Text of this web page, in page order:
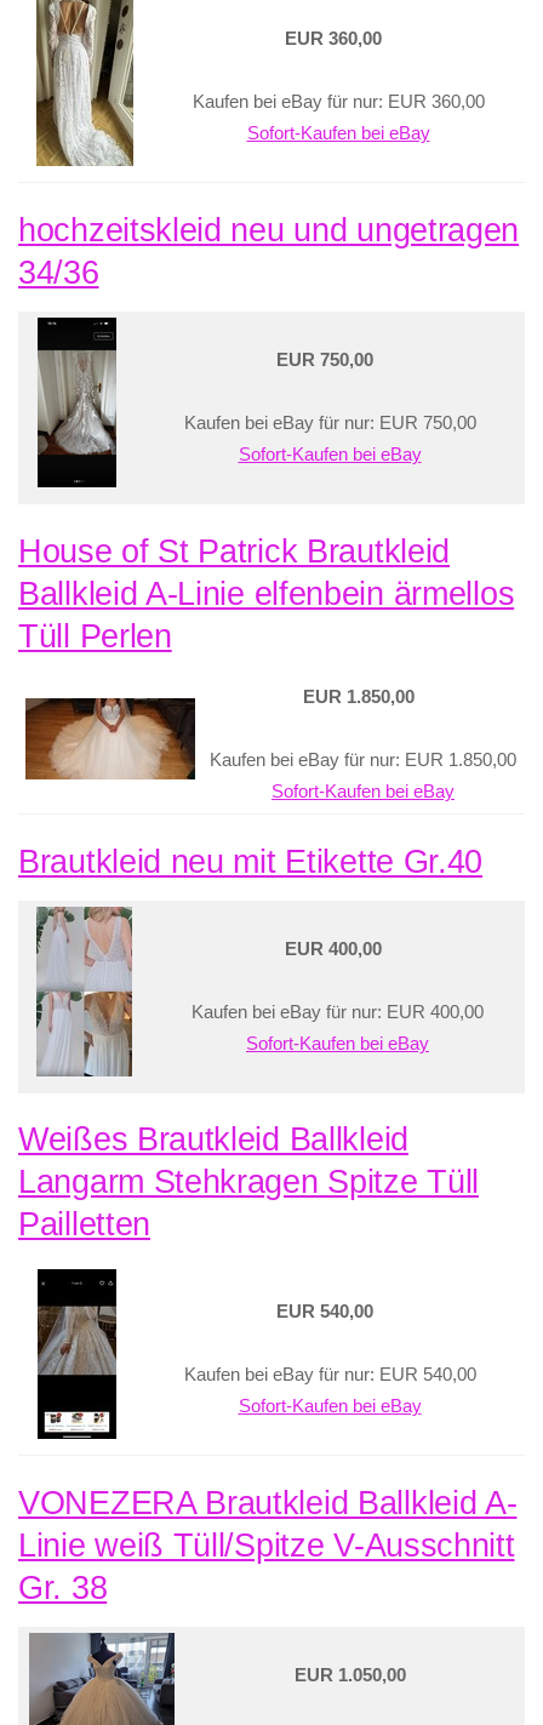
EUR 360,00
Kaufen bei eBay für nur: EUR 360,00
Sofort-Kaufen bei eBay
hochzeitskleid neu und ungetragen
34/36
EUR 750,00
Kaufen bei eBay für nur: EUR 750,00
Sofort-Kaufen bei eBay
House of St Patrick Brautkleid
Ballkleid A-Linie elfenbein ärmellos
Tüll Perlen
EUR 1.850,00
Kaufen bei eBay für nur: EUR 1.850,00
Sofort-Kaufen bei eBay
Brautkleid neu mit Etikette Gr.40
EUR 400,00
Kaufen bei eBay für nur: EUR 400,00
Sofort-Kaufen bei eBay
Weißes Brautkleid Ballkleid
Langarm Stehkragen Spitze Tüll
Pailletten
EUR 540,00
Kaufen bei eBay für nur: EUR 540,00
Sofort-Kaufen bei eBay
VONEZERA Brautkleid Ballkleid A-
Linie weiß Tüll/Spitze V-Ausschnitt
Gr. 38
EUR 1.050,00